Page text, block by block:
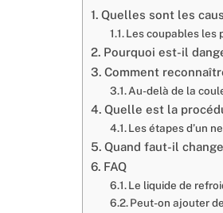
Quelles sont les
Les coupables les
Pourquoi est-il
Comment
Au-delà de la
Quelle est la
Les étapes d’un
Quand faut-il
FAQ
Le liquide de
Peut-on ajouter